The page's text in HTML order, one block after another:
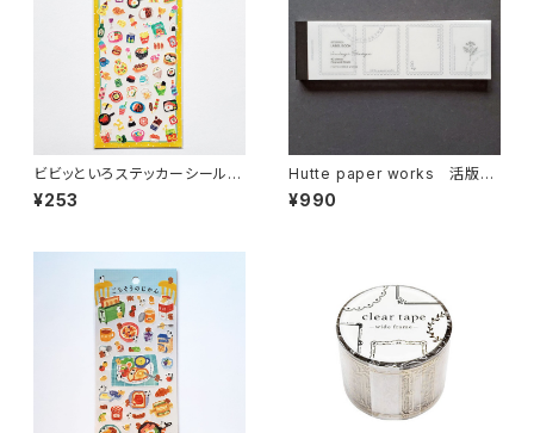
ビビッといろステッカーシール 8
2728 たべもの イエロー
¥253
Hutte paper works 活版印
刷のラベルブックメモ 切手フレ
ーム HLB-902
¥990